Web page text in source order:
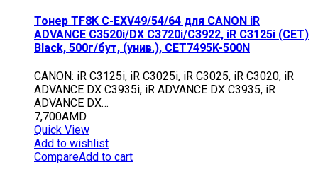
Тонер TF8K C-EXV49/54/64 для CANON iR
ADVANCE C3520i/DX C3720i/C3922, iR C3125i (CET)
Black, 500г/бут, (унив.), CET7495K-500N
CANON: iR C3125i, iR C3025i, iR C3025, iR C3020, iR
ADVANCE DX C3935i, iR ADVANCE DX C3935, iR
ADVANCE DX…
7,700AMD
Quick View
Add to wishlist
CompareAdd to cart